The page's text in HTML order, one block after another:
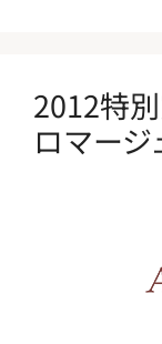
2012特
ロマージ